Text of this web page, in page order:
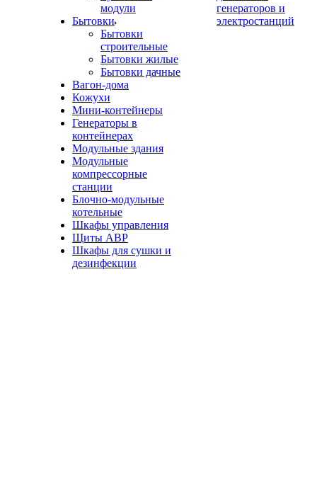
модули
Бытовки
Бытовки
строительные
Бытовки жилые
Бытовки дачные
Вагон-дома
Кожухи
Мини-контейнеры
Генераторы в
контейнерах
Модульные здания
Модульные
компрессорные
станции
Блочно-модульные
котельные
Шкафы управления
Щиты АВР
Шкафы для сушки и
дезинфекции
генераторов и
электростанций